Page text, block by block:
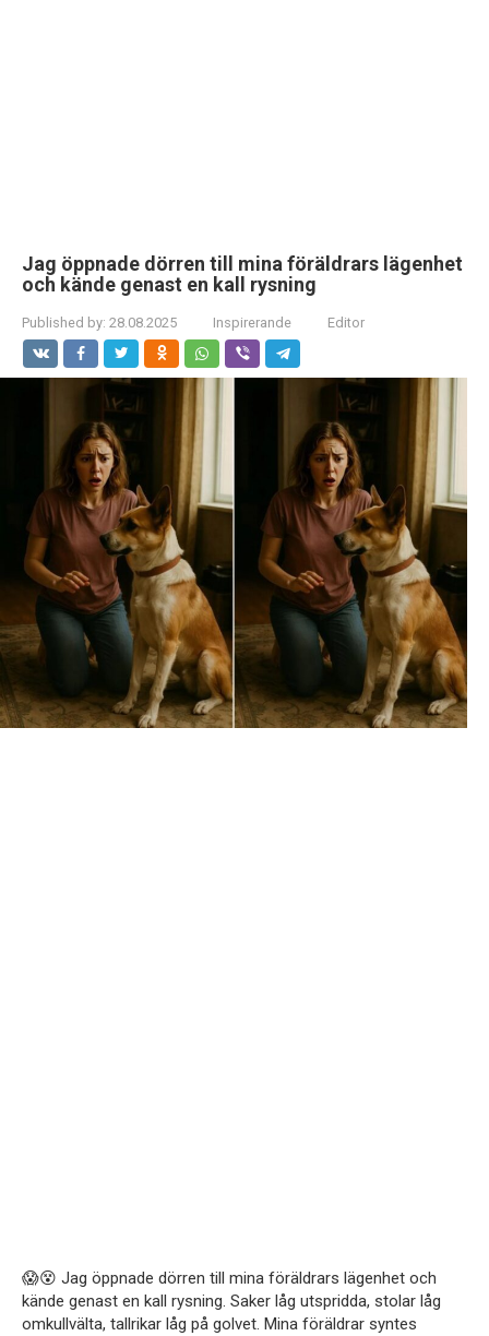
Jag öppnade dörren till mina föräldrars lägenhet
och kände genast en kall rysning
Published by: 28.08.2025 Inspirerande Editor
😱😵 Jag öppnade dörren till mina föräldrars lägenhet och
kände genast en kall rysning. Saker låg utspridda, stolar låg
omkullvälta, tallrikar låg på golvet. Mina föräldrar syntes